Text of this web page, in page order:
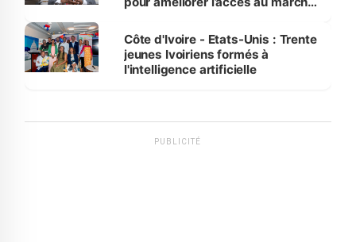
Côte d'Ivoire - Etats-Unis : Trente
jeunes Ivoiriens formés à
l'intelligence artificielle
PUBLICITÉ